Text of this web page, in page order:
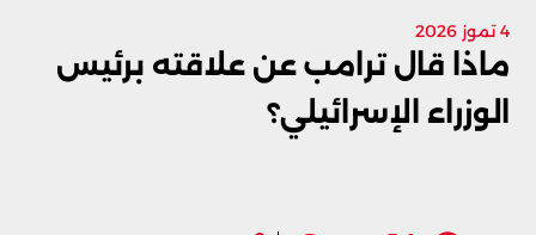
4 تموز 2026
ماذا قال ترامب عن علاقته برئيس
الوزراء الإسرائيلي؟